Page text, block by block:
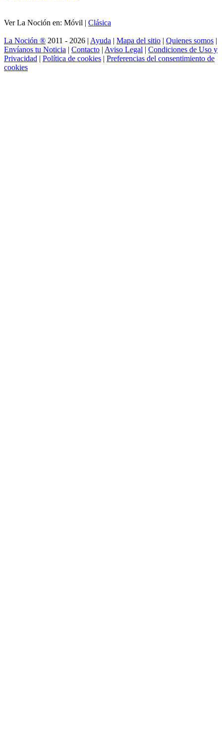
Ver La Noción en: Móvil | Clásica
La Noción ® 2011 - 2026 | Ayuda | Mapa del sitio | Quienes somos |
Envíanos tu Noticia | Contacto | Aviso Legal | Condiciones de Uso y
Privacidad | Política de cookies | Preferencias del consentimiento de
cookies